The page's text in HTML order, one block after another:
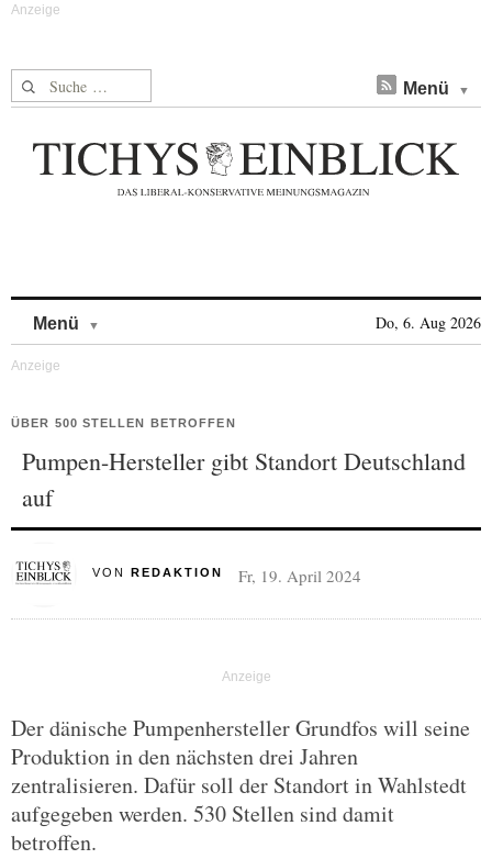
Suche nach: Menü
Menü Do, 6. Aug 2026
ÜBER 500 STELLEN BETROFFEN
Pumpen-Hersteller gibt Standort Deutschland
auf
VON REDAKTION Fr, 19. April 2024
Der dänische Pumpenhersteller Grundfos will seine
Produktion in den nächsten drei Jahren
zentralisieren. Dafür soll der Standort in Wahlstedt
aufgegeben werden. 530 Stellen sind damit
betroffen.